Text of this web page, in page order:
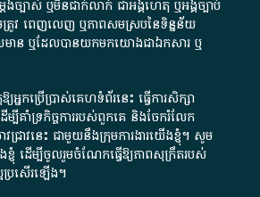
ង​ច្បាស់​ ឬ​មិន​ជាក់លាក់​ ជា​អង្គហេតុ​ ឬ​អង្គច្បាប់​
ត្រូវ​ ពេញលេញ​ ឬ​ភាព​សម​ស្រប​នៃ​ទិន្នន័យ​
មាន​ ឬ​ដែល​បាន​យក​មក​យោង​ជា​ឯកសារ​ ឬ​
កប្រើប្រាស់គេហទំព័រនេះ ធ្វើការសិក្សា
ើម្បីគាំទ្រកិច្ចការ​របស់ពួកគេ និងចែករំលែក
ជ្រាវនេះ ជាមួយនឹងក្រុមការងារយើងខ្ញុំ។ សូម
ញុំ ដើម្បីចូលរួមចំណែកធ្វើឱ្យភាពសុក្រឹតរបស់
រសើរឡើង។